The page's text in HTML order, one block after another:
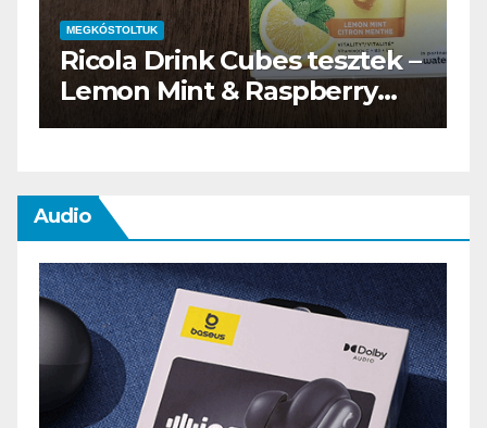
MEGKÓSTOLTUK
Waterdrop üdítő kapszula
teszt
Audio